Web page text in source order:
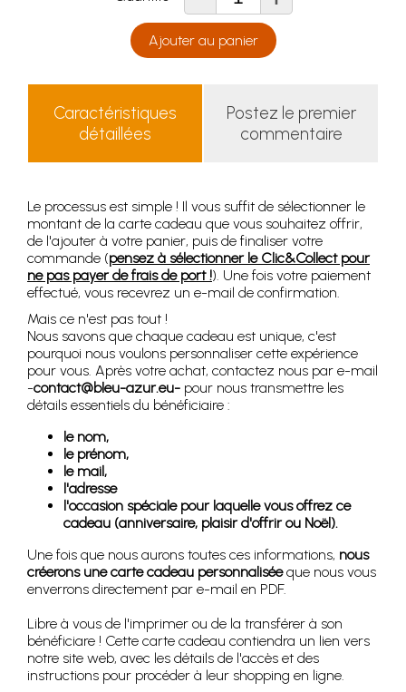
Ajouter au panier
Caractéristiques
détaillées
Postez le premier
commentaire
Le processus est simple ! Il vous suffit de sélectionner le
montant de la carte cadeau que vous souhaitez offrir,
de l'ajouter à votre panier, puis de finaliser votre
commande (pensez à sélectionner le Clic&Collect pour
ne pas payer de frais de port !). Une fois votre paiement
effectué, vous recevrez un e-mail de confirmation.
Mais ce n'est pas tout !
Nous savons que chaque cadeau est unique, c'est
pourquoi nous voulons personnaliser cette expérience
pour vous. Après votre achat, contactez nous par e-mail
-contact@bleu-azur.eu- pour nous transmettre les
détails essentiels du bénéficiaire :
le nom,
le prénom,
le mail,
l'adresse
l'occasion spéciale pour laquelle vous offrez ce
cadeau (anniversaire, plaisir d'offrir ou Noël).
Une fois que nous aurons toutes ces informations, nous
créerons une carte cadeau personnaliséeque nous vous
enverrons directement par e-mail en PDF.
Libre à vous de l'imprimer ou de la transférer à son
bénéficiare ! Cette carte cadeau contiendra un lien vers
notre site web, avec les détails de l'accès et des
instructions pour procéder à leur shopping en ligne.